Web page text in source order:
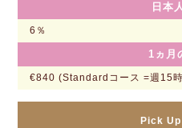
日本
6％
1ヵ月
€840 (Standardコース =週15
Pick